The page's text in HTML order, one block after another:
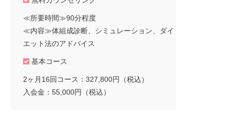
≪所要時間≫90分程度
≪内容≫体組成診断、シミュレーション、ダイ
エット法のアドバイス
基本コース
2ヶ月16回コース：327,800円（税込）
入会金：55,000円（税込）